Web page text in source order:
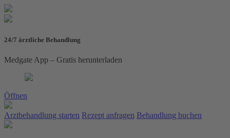
24/7 ärztliche Behandlung
Medgate App – Gratis herunterladen
Öffnen
Arztbehandlung starten Rezept anfragen Behandlung buchen